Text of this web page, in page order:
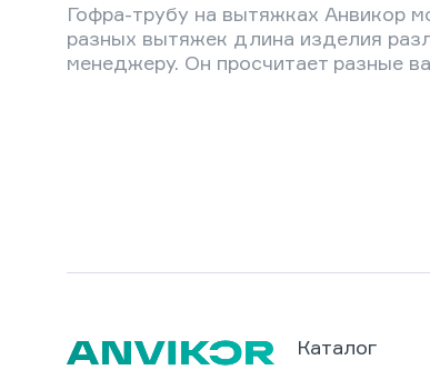
Гофра-трубу на вытяжках Анвикор
разных вытяжек длина изделия
менеджеру. Он просчитает разные
Каталог